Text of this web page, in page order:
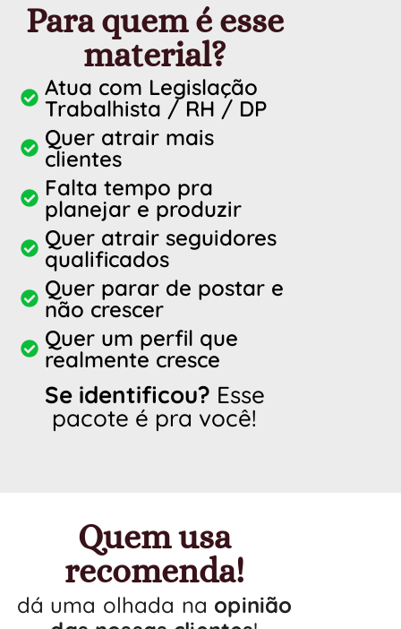
Para quem é esse
material?
Atua com Legislação
Trabalhista / RH / DP
Quer atrair mais
clientes
Falta tempo pra
planejar e produzir
Quer atrair seguidores
qualificados
Quer parar de postar e
não crescer
Quer um perfil que
realmente cresce
Se identificou? Esse
pacote é pra você!
Quem usa
recomenda!
dá uma olhada na opinião